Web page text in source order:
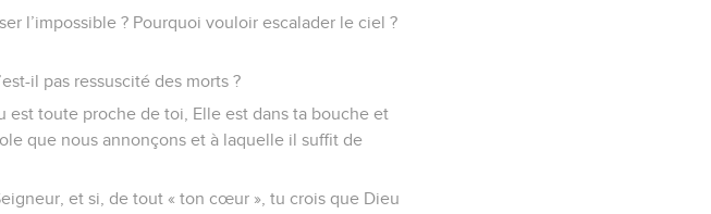
l’impossible ? Pourquoi vouloir escalader le ciel ?
il pas ressuscité des morts ?
est toute proche de toi, Elle est dans ta bouche et
que nous annonçons et à laquelle il suffit de
et si, de tout « ton cœur », tu crois que Dieu